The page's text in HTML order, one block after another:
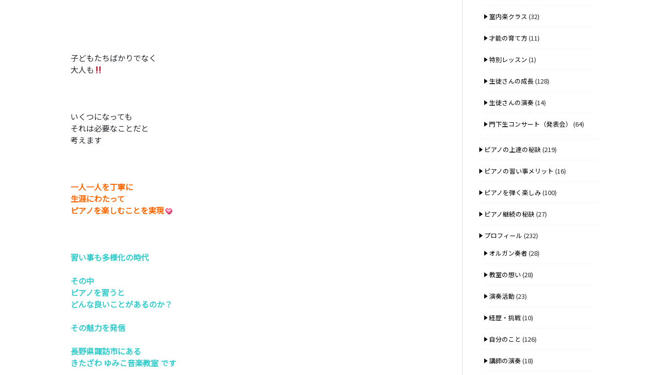
子どもたちばかりでなく
大人も
いくつになっても
それは必要なことだと
考えます
一人一人を丁寧に
生涯にわたって
ピアノを楽しむことを実現
習い事も多様化の時代
その中
ピアノを習うと
どんな良いことがあるのか？
その魅力を発信
長野県諏訪市にある
きたざわ ゆみこ音楽教室 です
室内楽クラス (32)
才能の育て方 (11)
特別レッスン (1)
生徒さんの成長(128)
生徒さんの演奏(14)
門下生コンサート（発表会） (64)
ピアノの上達の秘訣 (219)
ピアノの習い事メリット (16)
ピアノを弾く楽しみ(100)
ピアノ継続の秘訣 (27)
プロフィール (232)
オルガン奏者 (28)
教室の想い (28)
演奏活動(23)
経歴・挑戦(10)
自分のこと (126)
講師の演奏(18)